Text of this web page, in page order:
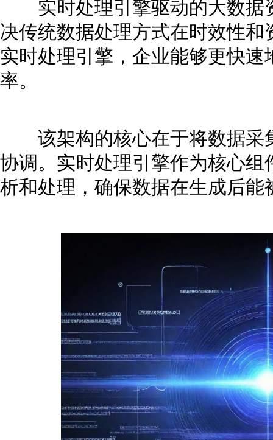
实时处理引擎驱动的大数据
决传统数据处理方式在时效性
实时处理引擎，企业能够更快
率。
该架构的核心在于将数据采
协调。实时处理引擎作为核心
析和处理，确保数据在生成后能